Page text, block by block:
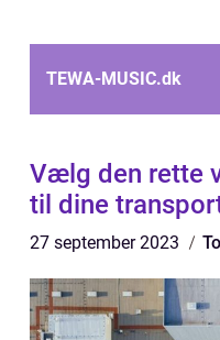
TEWA-MUSIC.dk
Vælg den rette
til dine
27 september 2023